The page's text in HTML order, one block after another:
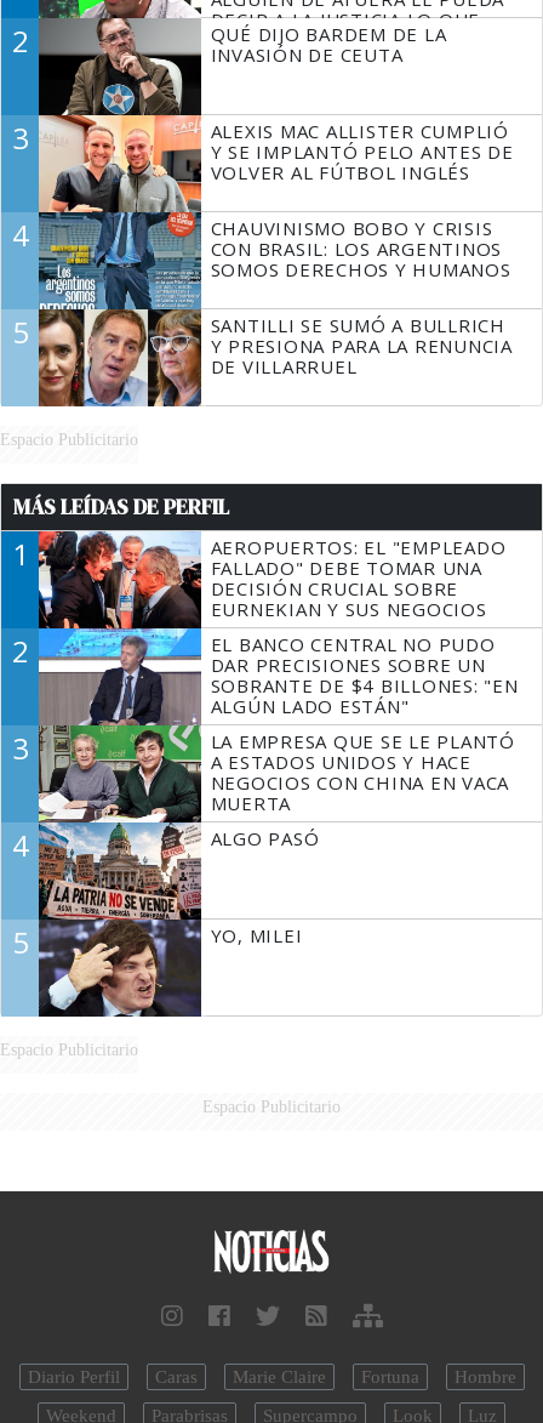
DECIR A LA JUSTICIA LO QUE
TIENE QUE HACER"
2
QUÉ DIJO BARDEM DE LA
INVASIÓN DE CEUTA
3
ALEXIS MAC ALLISTER CUMPLIÓ
Y SE IMPLANTÓ PELO ANTES DE
VOLVER AL FÚTBOL INGLÉS
4
CHAUVINISMO BOBO Y CRISIS
CON BRASIL: LOS ARGENTINOS
SOMOS DERECHOS Y HUMANOS
5
SANTILLI SE SUMÓ A BULLRICH
Y PRESIONA PARA LA RENUNCIA
DE VILLARRUEL
Espacio Publicitario
MÁS LEÍDAS DE PERFIL
1
AEROPUERTOS: EL "EMPLEADO
FALLADO" DEBE TOMAR UNA
DECISIÓN CRUCIAL SOBRE
EURNEKIAN Y SUS NEGOCIOS
2
EL BANCO CENTRAL NO PUDO
DAR PRECISIONES SOBRE UN
SOBRANTE DE $4 BILLONES: "EN
ALGÚN LADO ESTÁN"
3
LA EMPRESA QUE SE LE PLANTÓ
A ESTADOS UNIDOS Y HACE
NEGOCIOS CON CHINA EN VACA
MUERTA
4 ALGO PASÓ
5 YO, MILEI
Espacio Publicitario
Espacio Publicitario
Diario Perfil Caras Marie Claire Fortuna
Hombre
Weekend
Parabrisas Supercampo Look Luz